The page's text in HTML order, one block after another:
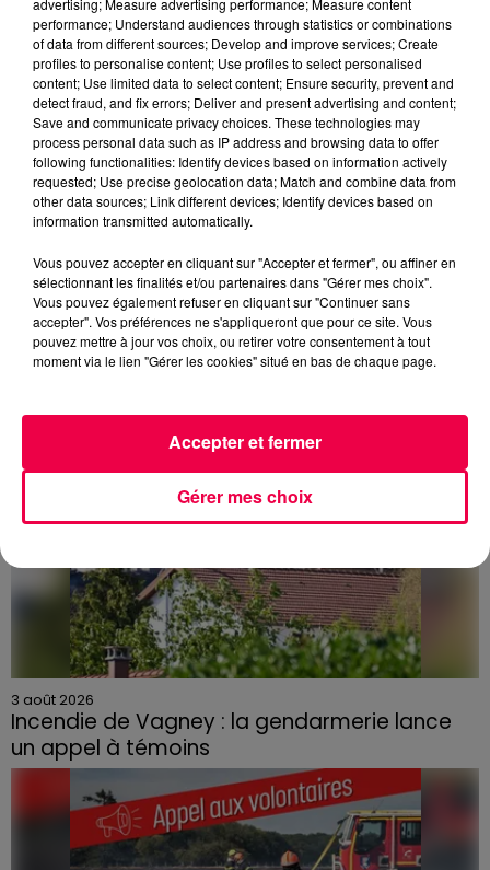
3 août 2026
PRÉVIFEUX : "il faut avoir une culture du risque"
dans les Vosges
3 août 2026
Incendie de Vagney : la gendarmerie lance
un appel à témoins
Le feu, parti d'une haie avant de se propager au
quartier résidentiel, avait détruit deux habitations et
contraint à l'évacuation d'une centaine de personnes.
advertising; Measure advertising performance; Measure content
performance; Understand audiences through statistics or combinations
of data from different sources; Develop and improve services; Create
profiles to personalise content; Use profiles to select personalised
content; Use limited data to select content; Ensure security, prevent and
detect fraud, and fix errors; Deliver and present advertising and content;
Save and communicate privacy choices. These technologies may
process personal data such as IP address and browsing data to offer
following functionalities: Identify devices based on information actively
requested; Use precise geolocation data; Match and combine data from
other data sources; Link different devices; Identify devices based on
information transmitted automatically.
Vous pouvez accepter en cliquant sur "Accepter et fermer", ou affiner en
sélectionnant les finalités et/ou partenaires dans "Gérer mes choix".
Vous pouvez également refuser en cliquant sur "Continuer sans
accepter". Vos préférences ne s'appliqueront que pour ce site. Vous
pouvez mettre à jour vos choix, ou retirer votre consentement à tout
moment via le lien "Gérer les cookies" situé en bas de chaque page.
Gérer mes choix
Accepter et fermer